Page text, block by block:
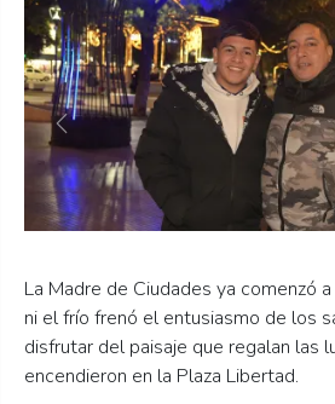
La Madre de Ciudades ya comenzó
ni el frío frenó el entusiasmo de los
disfrutar del paisaje que regalan las
encendieron en la Plaza Libertad.
Previous